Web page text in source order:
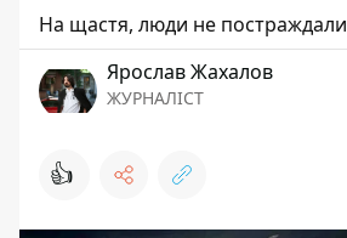
На щастя, люди не постраждали
Ярослав Жахалов
ЖУРНАЛІСТ
👍